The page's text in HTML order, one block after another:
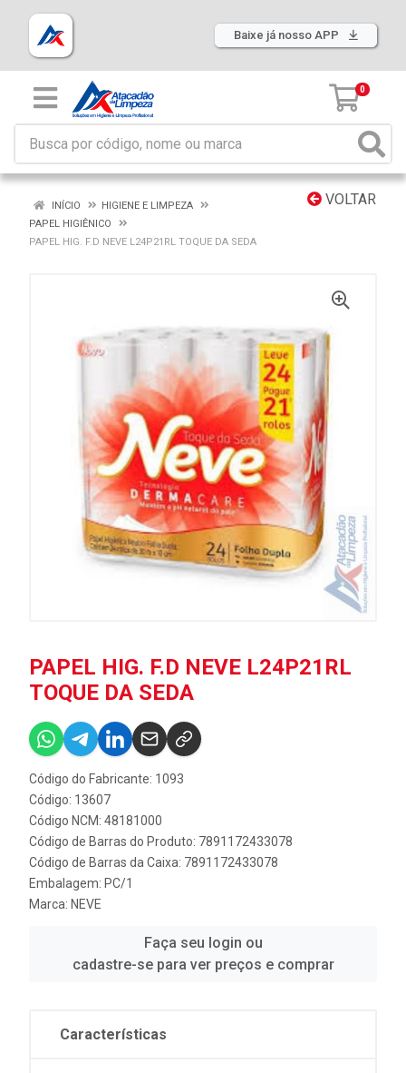
Baixe já nosso APP
0
VOLTAR
INÍCIO
HIGIENE E LIMPEZA
PAPEL HIGIÊNICO
PAPEL HIG. F.D NEVE L24P21RL TOQUE DA SEDA
PAPEL HIG. F.D NEVE L24P21RL
TOQUE DA SEDA
Código do Fabricante: 1093
Código: 13607
Código NCM: 48181000
Código de Barras do Produto: 7891172433078
Código de Barras da Caixa: 7891172433078
Embalagem: PC/1
Marca: NEVE
Faça seu login ou
cadastre-se para ver preços e comprar
Características